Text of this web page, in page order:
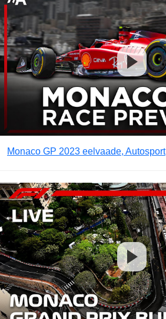
Monaco GP 2023 eelvaade, Autosport